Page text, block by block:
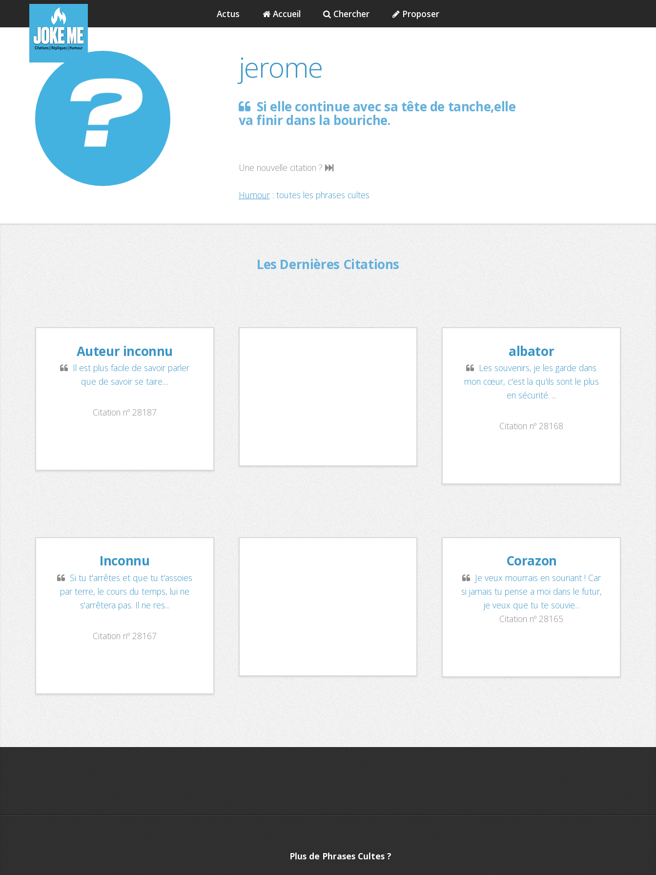
Actus Accueil Chercher Proposer
jerome
Si elle continue avec sa tête de tanche,elle
va finir dans la bouriche.
Une nouvelle citation ?
Humour: toutes les phrases cultes
Les Dernières Citations
Auteur inconnu
Il est plus facile de savoir parler
que de savoir se taire....
Citation nº 28187
albator
Les souvenirs, je les garde dans
mon cœur, c'est la qu'ils sont le plus
en sécurité. ...
Citation nº 28168
Inconnu
Si tu t'arrêtes et que tu t'assoies
par terre, le cours du temps, lui ne
s'arrêtera pas. Il ne res...
Citation nº 28167
Corazon
Je veux mourrais en souriant ! Car
si jamais tu pense a moi dans le futur,
je veux que tu te souvie...
Citation nº 28165
Plus de Phrases Cultes ?